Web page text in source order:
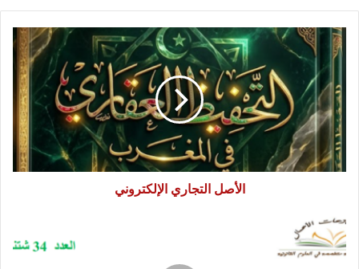
الأصل
التجاري
الإلكتروني
الأصل التجاري الإلكتروني
دور
الإدارة
الإلكترونية